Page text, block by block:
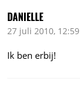
DANIELLE
27 juli 2010, 12:59
Ik ben erbij!